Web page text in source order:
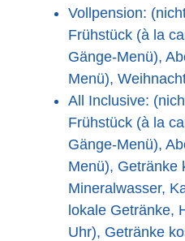
Vollpension:
Frühstück (à la
Gänge-Menü),
Menü),
All Inclusive:
Frühstück (à la
Gänge-Menü),
Menü), Getränke
Mineralwasser,
lokale Getränke,
Uhr), Getränke